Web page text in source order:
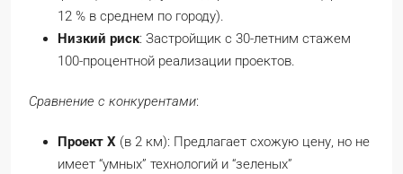
12 % в среднем по городу).
Низкий риск: Застройщик с 30-летним стажем
100-процентной реализации проектов.
Сравнение с конкурентами:
Проект X (в 2 км): Предлагает схожую цену, но не
имеет “умных” технологий и “зеленых”